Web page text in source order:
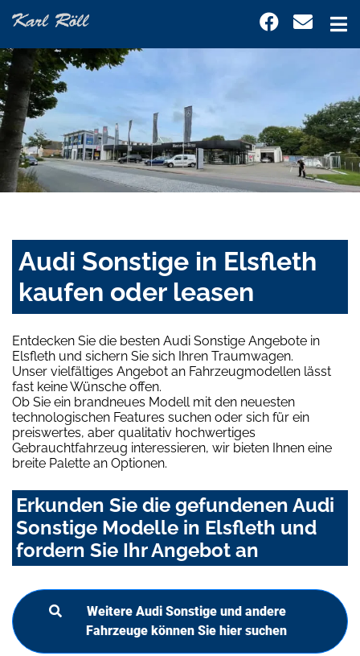
Audi Sonstige in Elsfleth
kaufen oder leasen
Entdecken Sie die besten Audi Sonstige Angebote in
Elsfleth und sichern Sie sich Ihren Traumwagen.
Unser vielfältiges Angebot an Fahrzeugmodellen lässt
fast keine Wünsche offen.
Ob Sie ein brandneues Modell mit den neuesten
technologischen Features suchen oder sich für ein
preiswertes, aber qualitativ hochwertiges
Gebrauchtfahrzeug interessieren, wir bieten Ihnen eine
breite Palette an Optionen.
Erkunden Sie die gefundenen Audi
Sonstige Modelle in Elsfleth und
fordern Sie Ihr Angebot an
Weitere Audi Sonstige und andere
Fahrzeuge können Sie hier suchen